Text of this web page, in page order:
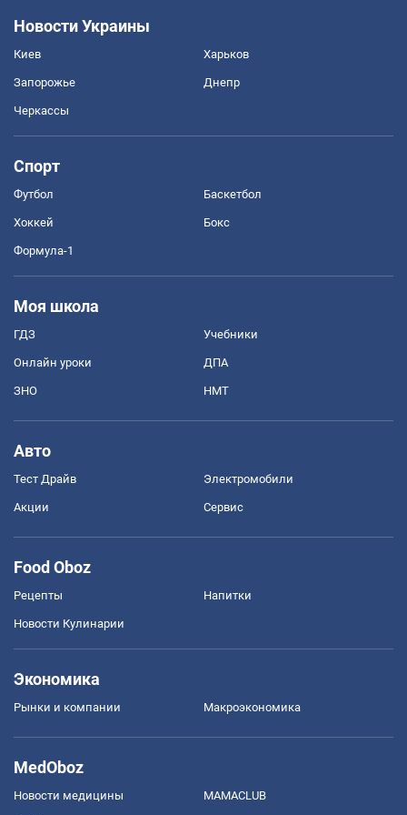
Новости Украины
Киев Харьков
Запорожье Днепр
Черкассы
Спорт
Футбол Баскетбол
Хоккей Бокс
Формула-1
Моя школа
ГДЗ Учебники
Онлайн уроки ДПА
ЗНО НМТ
Авто
Тест Драйв Электромобили
Акции Сервис
Food Oboz
Рецепты Напитки
Новости Кулинарии
Экономика
Рынки и компании Mакроэкономика
MedOboz
Новости медицины MAMACLUB